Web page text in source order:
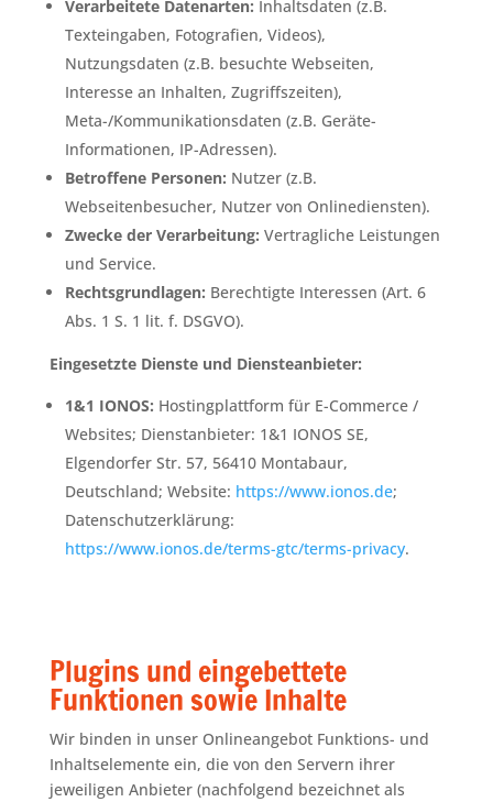
Verarbeitete Datenarten: Inhaltsdaten (z.B.
Texteingaben, Fotografien, Videos),
Nutzungsdaten (z.B. besuchte Webseiten,
Interesse an Inhalten, Zugriffszeiten),
Meta-/Kommunikationsdaten (z.B. Geräte-
Informationen, IP-Adressen).
Betroffene Personen: Nutzer (z.B.
Webseitenbesucher, Nutzer von Onlinediensten).
Zwecke der Verarbeitung: Vertragliche Leistungen
und Service.
Rechtsgrundlagen: Berechtigte Interessen (Art. 6
Abs. 1 S. 1 lit. f. DSGVO).
Eingesetzte Dienste und Diensteanbieter:
1&1 IONOS: Hostingplattform für E-Commerce /
Websites; Dienstanbieter: 1&1 IONOS SE,
Elgendorfer Str. 57, 56410 Montabaur,
Deutschland; Website: https://www.ionos.de;
Datenschutzerklärung:
https://www.ionos.de/terms-gtc/terms-privacy.
Plugins und eingebettete
Funktionen sowie Inhalte
Wir binden in unser Onlineangebot Funktions- und
Inhaltselemente ein, die von den Servern ihrer
jeweiligen Anbieter (nachfolgend bezeichnet als